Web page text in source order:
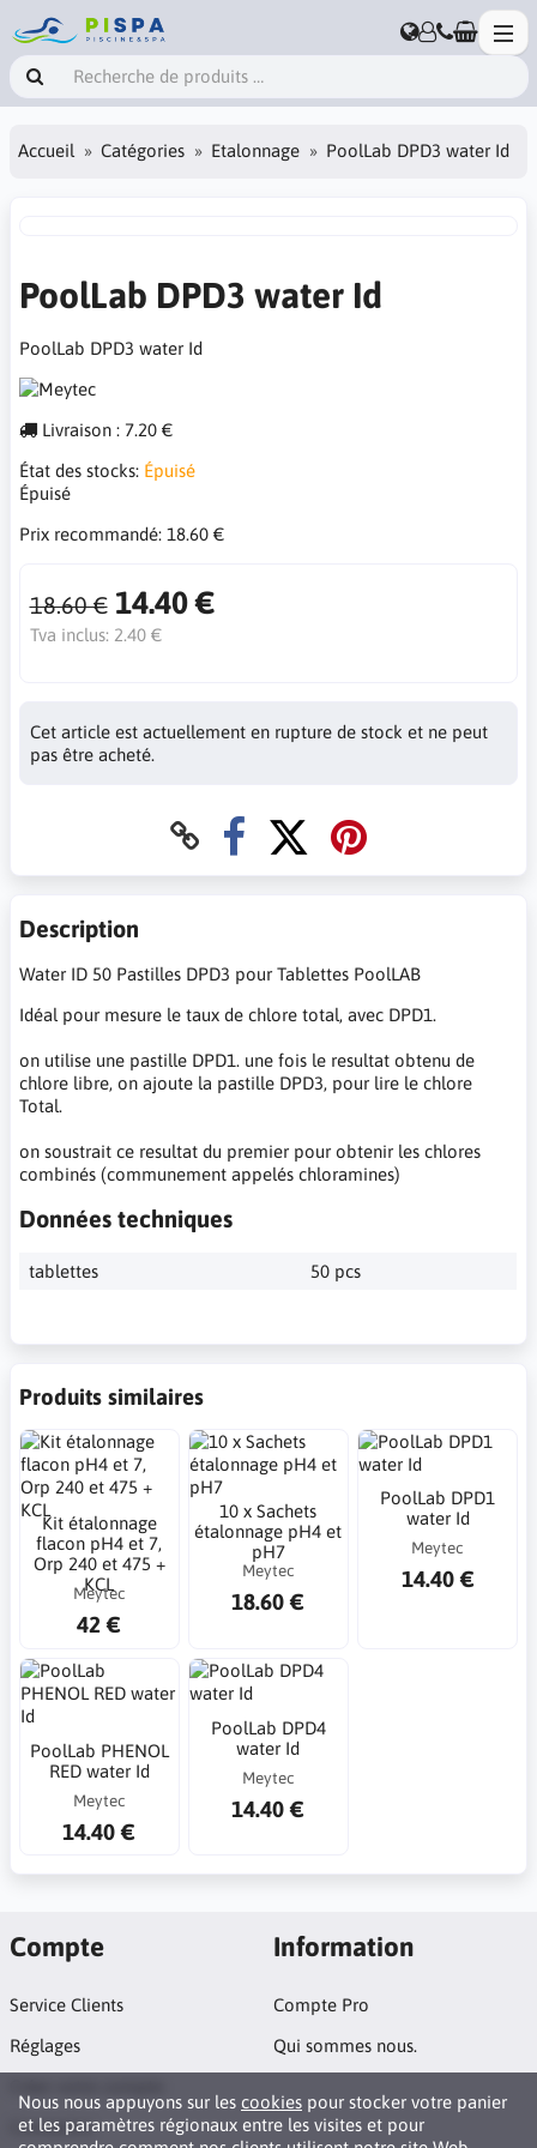
Accueil Catégories Etalonnage PoolLab DPD3 water Id
PoolLab DPD3 water Id
PoolLab DPD3 water Id
Livraison : 7.20 €
État des stocks: Épuisé
Épuisé
Prix ​​recommandé: 18.60 €
18.60 € 14.40 €
Tva inclus: 2.40 €
Cet article est actuellement en rupture de stock et ne peut
pas être acheté.
Description
Water ID 50 Pastilles DPD3 pour Tablettes PoolLAB
Idéal pour mesure le taux de chlore total, avec DPD1.
on utilise une pastille DPD1. une fois le resultat obtenu de
chlore libre, on ajoute la pastille DPD3, pour lire le chlore
Total.
on soustrait ce resultat du premier pour obtenir les chlores
combinés (communement appelés chloramines)
Données techniques
tablettes 50 pcs
Produits similaires
Kit étalonnage
flacon pH4 et 7,
Orp 240 et 475 +
KCL
Meytec
42 €
10 x Sachets
étalonnage pH4 et
pH7
Meytec
18.60 €
PoolLab DPD1
water Id
Meytec
14.40 €
PoolLab PHENOL
RED water Id
Meytec
14.40 €
PoolLab DPD4
water Id
Meytec
14.40 €
Nous nous appuyons sur les cookies pour stocker votre panier
et les paramètres régionaux entre les visites et pour
Compte
Service Clients
Réglages
Connexion
Information
Compte Pro
Qui sommes nous.